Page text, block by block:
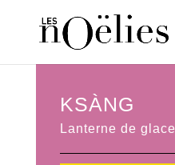
KSÀNG
Lanterne de glace